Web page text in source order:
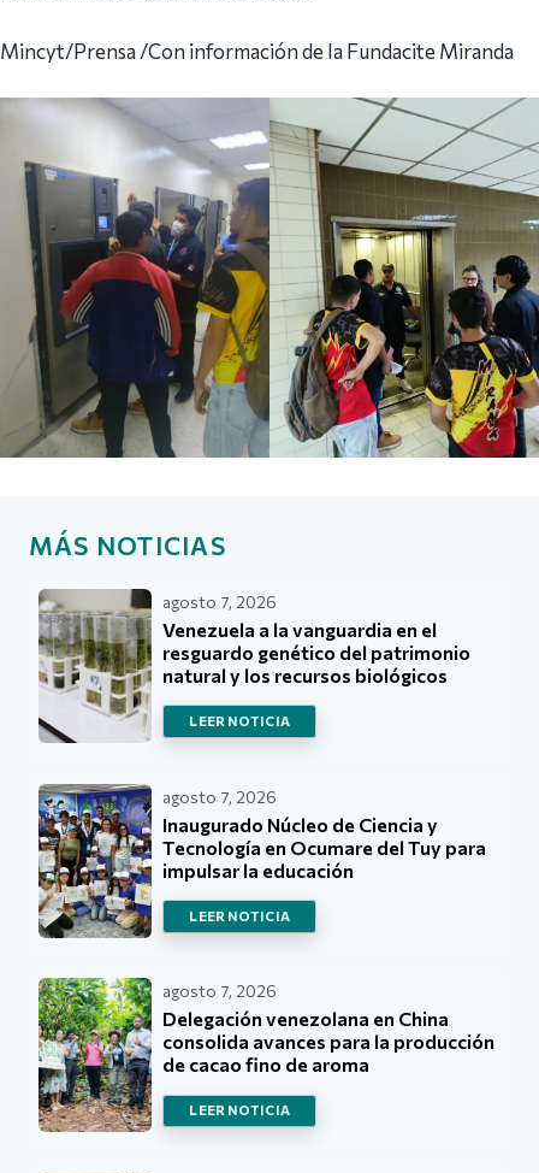
Mincyt/Prensa /Con información de la Fundacite Miranda
MÁS NOTICIAS
agosto 7, 2026
Venezuela a la vanguardia en el
resguardo genético del patrimonio
natural y los recursos biológicos
LEER NOTICIA
agosto 7, 2026
Inaugurado Núcleo de Ciencia y
Tecnología en Ocumare del Tuy para
impulsar la educación
LEER NOTICIA
agosto 7, 2026
Delegación venezolana en China
consolida avances para la producción
de cacao fino de aroma
LEER NOTICIA